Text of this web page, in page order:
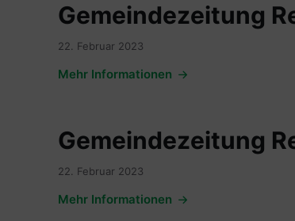
Gemeindezeitung
22. Februar 2023
Mehr Informationen
Gemeindezeitung
22. Februar 2023
Mehr Informationen